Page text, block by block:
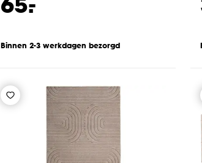
Binnen 2-3 werkdagen bezorgd